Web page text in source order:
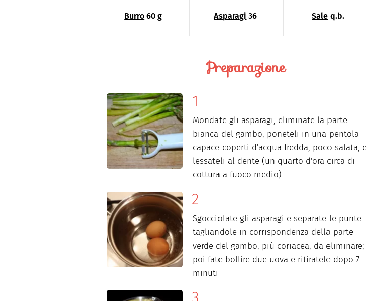
Burro 60 g Asparagi 36 Sale q.b.
Preparazione
Mondate gli asparagi, eliminate la parte
bianca del gambo, poneteli in una pentola
capace coperti d'acqua fredda, poco salata, e
lessateli al dente (un quarto d'ora circa di
cottura a fuoco medio)
Sgocciolate gli asparagi e separate le punte
tagliandole in corrispondenza della parte
verde del gambo, più coriacea, da eliminare;
poi fate bollire due uova e ritiratele dopo 7
minuti